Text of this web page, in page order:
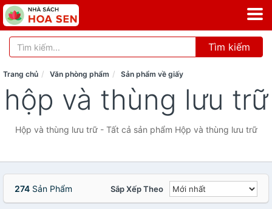
Tìm kiếm
Trang chủ Văn phòng phẩm Sản phẩm về giấy
hộp và thùng lưu trữ
Hộp và thùng lưu trữ - Tất cả sản phẩm Hộp và thùng lưu trữ
274 Sản Phẩm Sắp Xếp Theo